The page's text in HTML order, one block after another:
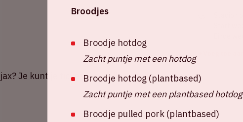
Je kunt je tickets bestellen viade
Broodjes
Broodje hotdog
Zacht puntje met een hotdog
Broodje hotdog (plantbased)
Zacht puntje met een plantbased hotdog
Broodje pulled pork (plantbased)